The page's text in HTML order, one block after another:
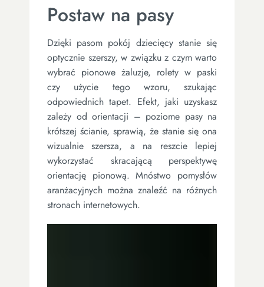
Postaw na pasy
Dzięki pasom pokój dziecięcy stanie się
optycznie szerszy, w związku z czym warto
wybrać pionowe żaluzje, rolety w paski
czy użycie tego wzoru, szukając
odpowiednich tapet. Efekt, jaki uzyskasz
zależy od orientacji – poziome pasy na
krótszej ścianie, sprawią, że stanie się ona
wizualnie szersza, a na reszcie lepiej
wykorzystać skracającą perspektywę
orientację pionową. Mnóstwo pomysłów
aranżacyjnych można znaleźć na różnych
stronach internetowych.